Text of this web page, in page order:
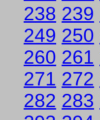
238 239
249 250
260 261
271 272
282 283